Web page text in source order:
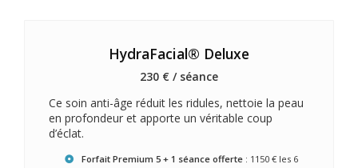
HydraFacial® Deluxe
230 € / séance
Ce soin anti-âge réduit les ridules, nettoie la peau
en profondeur et apporte un véritable coup
d’éclat.
Forfait Premium 5 + 1 séance offerte : 1150 € les 6